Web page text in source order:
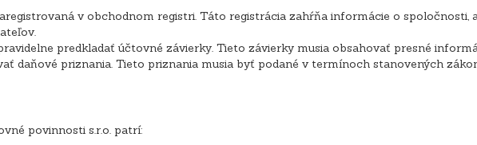
v obchodnom registri. Táto registrácia zahŕňa informácie o spoločnosti,
predkladať účtovné závierky. Tieto závierky musia obsahovať presné
daňové priznania. Tieto priznania musia byť podané v termínoch stanovených
povinnosti s.r.o. patrí: